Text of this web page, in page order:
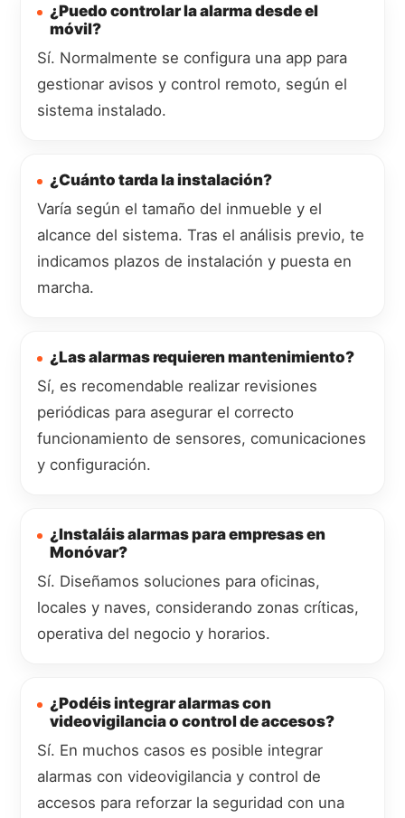
¿Puedo controlar la alarma desde el
móvil?
Sí. Normalmente se configura una app para
gestionar avisos y control remoto, según el
sistema instalado.
¿Cuánto tarda la instalación?
Varía según el tamaño del inmueble y el
alcance del sistema. Tras el análisis previo, te
indicamos plazos de instalación y puesta en
marcha.
¿Las alarmas requieren mantenimiento?
Sí, es recomendable realizar revisiones
periódicas para asegurar el correcto
funcionamiento de sensores, comunicaciones
y configuración.
¿Instaláis alarmas para empresas en
Monóvar?
Sí. Diseñamos soluciones para oficinas,
locales y naves, considerando zonas críticas,
operativa del negocio y horarios.
¿Podéis integrar alarmas con
videovigilancia o control de accesos?
Sí. En muchos casos es posible integrar
alarmas con videovigilancia y control de
accesos para reforzar la seguridad con una